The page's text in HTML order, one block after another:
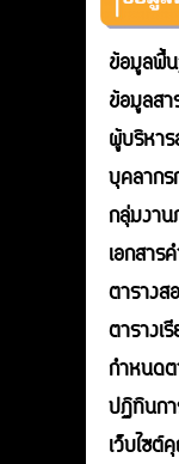
ข้อมูลพื้น
ข้อมูลสา
ผู้บริหา
บุคลากร
กลุ่มงาน
เอกสาร
ตารางส
ตารางเ
กำหนด
ปฏิทินก
เว็บไซต์